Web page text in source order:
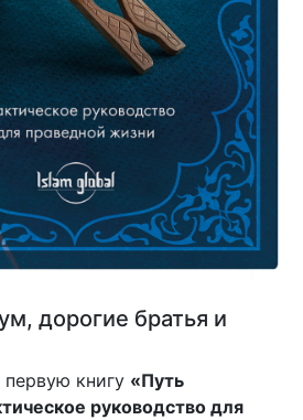
дорогие братья и
книгу «Путь
руководство для